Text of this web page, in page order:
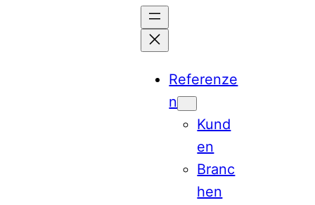
Referenze
n
Kund
en
Branc
hen